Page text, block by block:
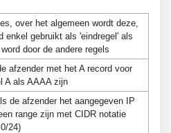
over het algemeen wordt deze,
enkel gebruikt als 'eindregel' als
door de andere regels
afzender met het A record voor
A als AAAA zijn
de afzender het aangegeven IP
range zijn met CIDR notatie
24)